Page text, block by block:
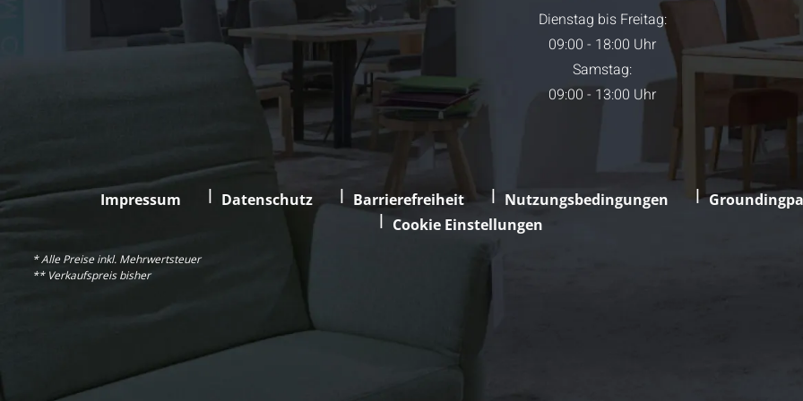
Dienstag bis Freitag:
09:00 - 18:00 Uhr
Samstag:
09:00 - 13:00 Uhr
Impressum Datenschutz Barrierefreiheit Nutzungsbedingungen
Cookie Einstellungen
* Alle Preise inkl. Mehrwertsteuer
** Verkaufspreis bisher